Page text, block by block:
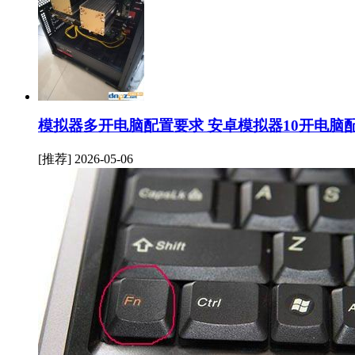
模拟器多开电脑配置要求 安卓模拟器10开电脑
[推荐] 2026-05-06